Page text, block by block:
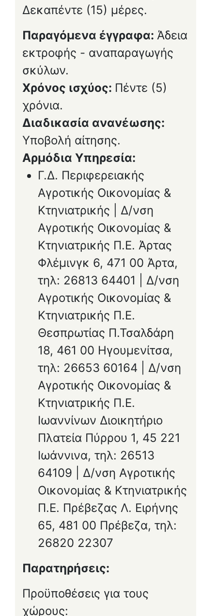
Δεκαπέντε (15) μέρες.
Παραγόμενα έγγραφα: Άδεια
εκτροφής - αναπαραγωγής
σκύλων.
Χρόνος ισχύος: Πέντε (5)
χρόνια.
Διαδικασία ανανέωσης:
Υποβολή αίτησης.
Αρμόδια Υπηρεσία:
Γ.Δ. Περιφερειακής
Αγροτικής Οικονομίας &
Κτηνιατρικής | Δ/νση
Αγροτικής Οικονομίας &
Κτηνιατρικής Π.Ε. Άρτας
Φλέμινγκ 6, 471 00 Άρτα,
τηλ: 26813 64401 | Δ/νση
Αγροτικής Οικονομίας &
Κτηνιατρικής Π.Ε.
Θεσπρωτίας Π.Τσαλδάρη
18, 461 00 Ηγουμενίτσα,
τηλ: 26653 60164 | Δ/νση
Αγροτικής Οικονομίας &
Κτηνιατρικής Π.Ε.
Ιωαννίνων Διοικητήριο
Πλατεία Πύρρου 1, 45 221
Ιωάννινα, τηλ: 26513
64109 | Δ/νση Αγροτικής
Οικονομίας & Κτηνιατρικής
Π.Ε. Πρέβεζας Λ. Ειρήνης
65, 481 00 Πρέβεζα, τηλ:
26820 22307
Παρατηρήσεις:
Προϋποθέσεις για τους
χώρους: